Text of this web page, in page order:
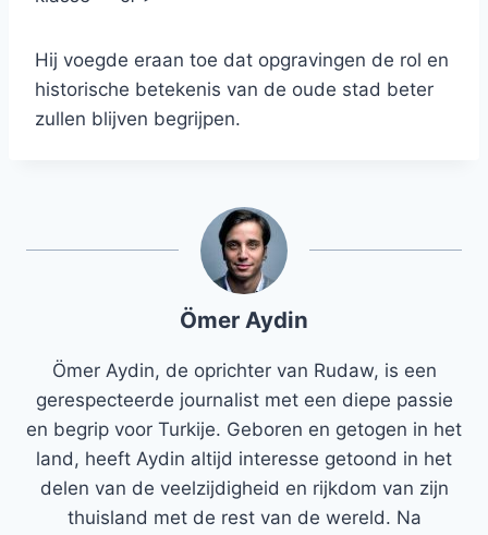
Hij voegde eraan toe dat opgravingen de rol en
historische betekenis van de oude stad beter
zullen blijven begrijpen.
Ömer Aydin
Ömer Aydin, de oprichter van Rudaw, is een
gerespecteerde journalist met een diepe passie
en begrip voor Turkije. Geboren en getogen in het
land, heeft Aydin altijd interesse getoond in het
delen van de veelzijdigheid en rijkdom van zijn
thuisland met de rest van de wereld. Na